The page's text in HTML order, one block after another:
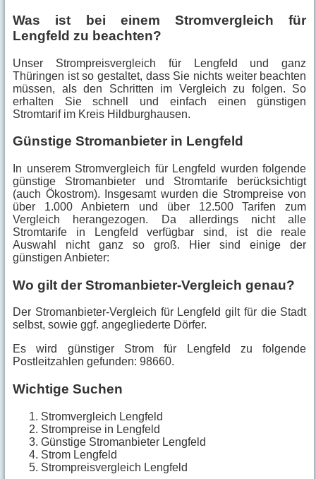
Was ist bei einem Stromvergleich für
Lengfeld zu beachten?
Unser Strompreisvergleich für Lengfeld und ganz
Thüringen ist so gestaltet, dass Sie nichts weiter beachten
müssen, als den Schritten im Vergleich zu folgen. So
erhalten Sie schnell und einfach einen günstigen
Stromtarif im Kreis Hildburghausen.
Günstige Stromanbieter in Lengfeld
In unserem Stromvergleich für Lengfeld wurden folgende
günstige Stromanbieter und Stromtarife berücksichtigt
(auch Ökostrom). Insgesamt wurden die Strompreise von
über 1.000 Anbietern und über 12.500 Tarifen zum
Vergleich herangezogen. Da allerdings nicht alle
Stromtarife in Lengfeld verfügbar sind, ist die reale
Auswahl nicht ganz so groß. Hier sind einige der
günstigen Anbieter:
Wo gilt der Stromanbieter-Vergleich genau?
Der Stromanbieter-Vergleich für Lengfeld gilt für die Stadt
selbst, sowie ggf. angegliederte Dörfer.
Es wird günstiger Strom für Lengfeld zu folgende
Postleitzahlen gefunden: 98660.
Wichtige Suchen
Stromvergleich Lengfeld
Strompreise in Lengfeld
Günstige Stromanbieter Lengfeld
Strom Lengfeld
Strompreisvergleich Lengfeld